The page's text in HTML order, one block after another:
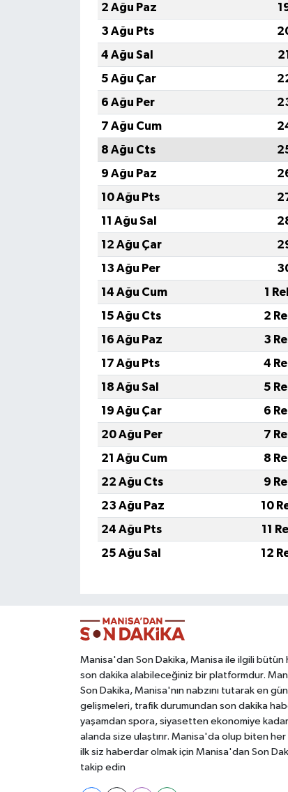
2 Ağu Paz
3 Ağu Pts
4 Ağu Sal
5 Ağu Çar
6 Ağu Per
7 Ağu Cum
8 Ağu Cts
9 Ağu Paz
10 Ağu Pts
11 Ağu Sal
12 Ağu Çar
13 Ağu Per
14 Ağu Cum
1
15 Ağu Cts
2
16 Ağu Paz
3
17 Ağu Pts
4
18 Ağu Sal
5
19 Ağu Çar
6
20 Ağu Per
7
21 Ağu Cum
8
22 Ağu Cts
9
23 Ağu Paz
10
24 Ağu Pts
11
25 Ağu Sal
12
Manisa'dan Son Dakika, Manisa ile ilgili bütün
son dakika alabileceğiniz bir platformdur.
Son Dakika, Manisa'nın nabzını tutarak en
gelişmeleri, trafik durumundan son dakika
yaşamdan spora, siyasetten ekonomiye
alanda size ulaştırır. Manisa'da olup biten
ilk siz haberdar olmak için Manisa'dan Son
takip edin